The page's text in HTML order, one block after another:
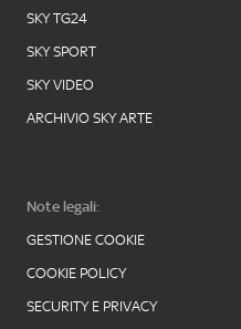
SKY TG24
SKY SPORT
SKY VIDEO
ARCHIVIO SKY ARTE
Note legali:
GESTIONE COOKIE
COOKIE POLICY
SECURITY E PRIVACY